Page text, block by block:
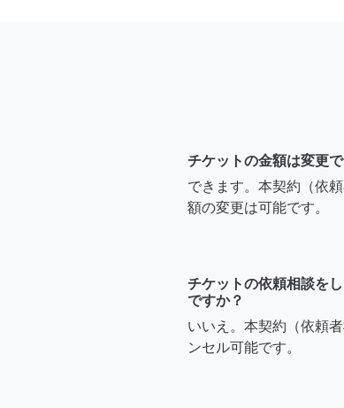
チケットの金額は変更
できます。本契約（依
額の変更は可能です。
チケットの依頼相談を
ですか？
いいえ。本契約（依頼
ンセル可能です。